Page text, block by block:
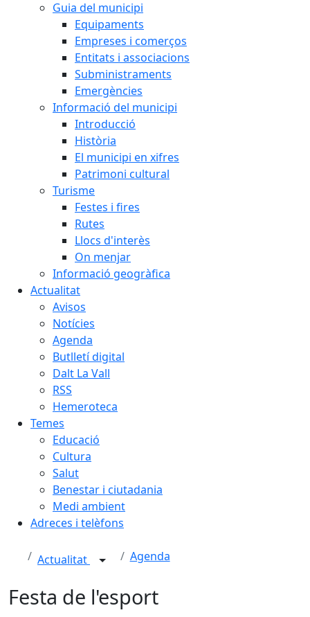
Guia del municipi
Equipaments
Empreses i comerços
Entitats i associacions
Subministraments
Emergències
Informació del municipi
Introducció
Història
El municipi en xifres
Patrimoni cultural
Turisme
Festes i fires
Rutes
Llocs d'interès
On menjar
Informació geogràfica
Actualitat
Avisos
Notícies
Agenda
Butlletí digital
Dalt La Vall
RSS
Hemeroteca
Temes
Educació
Cultura
Salut
Benestar i ciutadania
Medi ambient
Adreces i telèfons
Actualitat Agenda
Festa de l'esport